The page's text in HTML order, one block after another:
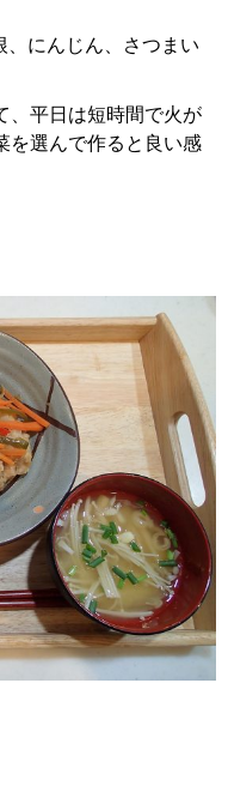
にんじん、さつまい
、平日は短時間で火が
を選んで作ると良い感